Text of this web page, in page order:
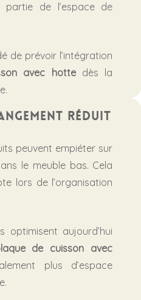
de l’espace de
de prévoir l’intégration
avec hottedès la
réduit
peuvent empiéter sur
le meuble bas. Cela
lors de l’organisation
optimisent aujourd’hui
de cuisson avec
plus d’espace